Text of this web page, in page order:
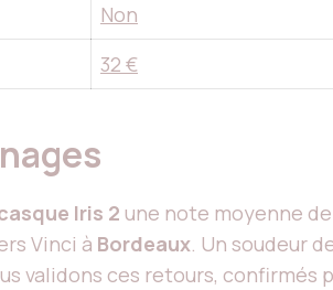
Non
32 €
Iris 2 une note moyenne de
Vinci à Bordeaux. Un soudeur
validons ces retours, confirmés